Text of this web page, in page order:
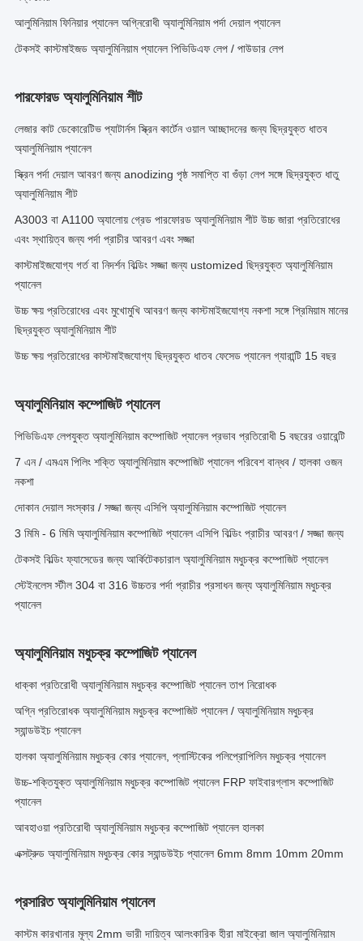
আলুমিনিয়াম ফিনিয়ার প্যানেল অগ্নিরোধী অ্যালুমিনিয়াম পর্দা দেয়াল প্যানেল
টেকসই কাস্টমাইজড অ্যালুমিনিয়াম প্যানেল পিভিডিএফ লেপ / পাউডার লেপ
পারফোরড অ্যালুমিনিয়াম শীট
লেজার কাট ডেকোরেটিভ প্যাটার্নস স্ক্রিন কার্টেন ওয়াল আচ্ছাদনের জন্য ছিদ্রযুক্ত ধাতব
অ্যালুমিনিয়াম প্যানেল
স্ক্রিন পর্দা দেয়াল আবরণ জন্য anodizing পৃষ্ঠ সমাপ্তি বা গুঁড়া লেপ সঙ্গে ছিদ্রযুক্ত ধাতু
অ্যালুমিনিয়াম শীট
A3003 বা A1100 অ্যালোয় গ্রেড পারফোরড অ্যালুমিনিয়াম শীট উচ্চ জারা প্রতিরোধের
এবং স্থায়িত্ব জন্য পর্দা প্রাচীর আবরণ এবং সজ্জা
কাস্টমাইজযোগ্য গর্ত বা নিদর্শন বিল্ডিং সজ্জা জন্য ustomized ছিদ্রযুক্ত অ্যালুমিনিয়াম
প্যানেল
উচ্চ ক্ষয় প্রতিরোধের এবং মুখোমুখি আবরণ জন্য কাস্টমাইজযোগ্য নকশা সঙ্গে প্রিমিয়াম মানের
ছিদ্রযুক্ত অ্যালুমিনিয়াম শীট
উচ্চ ক্ষয় প্রতিরোধের কাস্টমাইজযোগ্য ছিদ্রযুক্ত ধাতব ফেসেড প্যানেল গ্যারান্টি 15 বছর
অ্যালুমিনিয়াম কম্পোজিট প্যানেল
পিভিডিএফ লেপযুক্ত অ্যালুমিনিয়াম কম্পোজিট প্যানেল প্রভাব প্রতিরোধী 5 বছরের ওয়ারেন্টি
7 এন / এমএম পিলিং শক্তি অ্যালুমিনিয়াম কম্পোজিট প্যানেল পরিবেশ বান্ধব / হালকা ওজন
নকশা
দোকান দেয়াল সংস্কার / সজ্জা জন্য এসিপি অ্যালুমিনিয়াম কম্পোজিট প্যানেল
3 মিমি - 6 মিমি অ্যালুমিনিয়াম কম্পোজিট প্যানেল এসিপি বিল্ডিং প্রাচীর আবরণ / সজ্জা জন্য
টেকসই বিল্ডিং ফ্যাসেডের জন্য আর্কিটেকচারাল অ্যালুমিনিয়াম মধুচক্র কম্পোজিট প্যানেল
স্টেইনলেস স্টীল 304 বা 316 উচ্চতর পর্দা প্রাচীর প্রসাধন জন্য অ্যালুমিনিয়াম মধুচক্র
প্যানেল
অ্যালুমিনিয়াম মধুচক্র কম্পোজিট প্যানেল
ধাক্কা প্রতিরোধী অ্যালুমিনিয়াম মধুচক্র কম্পোজিট প্যানেল তাপ নিরোধক
অগ্নি প্রতিরোধক অ্যালুমিনিয়াম মধুচক্র কম্পোজিট প্যানেল / অ্যালুমিনিয়াম মধুচক্র
স্যান্ডউইচ প্যানেল
হালকা অ্যালুমিনিয়াম মধুচক্র কোর প্যানেল, প্লাস্টিকের পলিপ্রোপিলিন মধুচক্র প্যানেল
উচ্চ-শক্তিযুক্ত অ্যালুমিনিয়াম মধুচক্র কম্পোজিট প্যানেল FRP ফাইবারগ্লাস কম্পোজিট
প্যানেল
আবহাওয়া প্রতিরোধী অ্যালুমিনিয়াম মধুচক্র কম্পোজিট প্যানেল হালকা
এক্সট্রুড অ্যালুমিনিয়াম মধুচক্র কোর স্যান্ডউইচ প্যানেল 6mm 8mm 10mm 20mm
প্রসারিত অ্যালুমিনিয়াম প্যানেল
কাস্টম কারখানার মূল্য 2mm ভারী দায়িত্ব আলংকারিক হীরা মাইক্রো জাল অ্যালুমিনিয়াম